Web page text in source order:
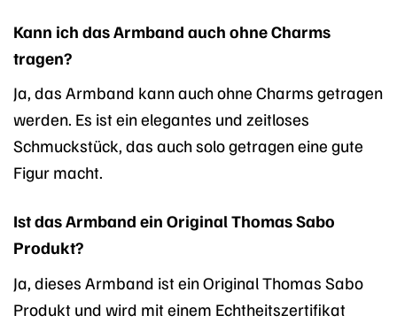
Kann ich das Armband auch ohne Charms
tragen?
Ja, das Armband kann auch ohne Charms getragen
werden. Es ist ein elegantes und zeitloses
Schmuckstück, das auch solo getragen eine gute
Figur macht.
Ist das Armband ein Original Thomas Sabo
Produkt?
Ja, dieses Armband ist ein Original Thomas Sabo
Produkt und wird mit einem Echtheitszertifikat